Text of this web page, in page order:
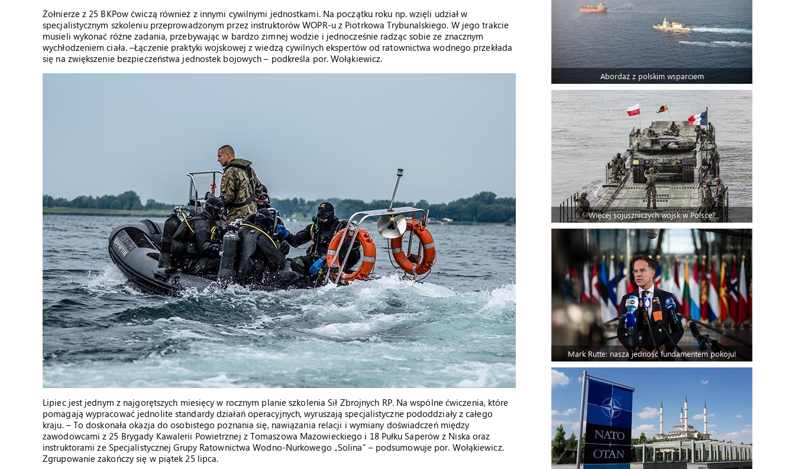
Żołnierze z 25 BKPow ćwiczą również z innymi cywilnymi jednostkami. Na początku roku np. wzięli udział w
specjalistycznym szkoleniu przeprowadzonym przez instruktorów WOPR-u z Piotrkowa Trybunalskiego. W jego trakcie
musieli wykonać różne zadania, przebywając w bardzo zimnej wodzie i jednocześnie radząc sobie ze znacznym
wychłodzeniem ciała. –Łączenie praktyki wojskowej z wiedzą cywilnych ekspertów od ratownictwa wodnego przekłada
się na zwiększenie bezpieczeństwa jednostek bojowych – podkreśla por. Wołąkiewicz.
Lipiec jest jednym z najgorętszych miesięcy w rocznym planie szkolenia Sił Zbrojnych RP. Na wspólne ćwiczenia, które
pomagają wypracować jednolite standardy działań operacyjnych, wyruszają specjalistyczne pododdziały z całego
kraju. – To doskonała okazja do osobistego poznania się, nawiązania relacji i wymiany doświadczeń między
zawodowcami z 25 Brygady Kawalerii Powietrznej z Tomaszowa Mazowieckiego i 18 Pułku Saperów z Niska oraz
instruktorami ze Specjalistycznej Grupy Ratownictwa Wodno-Nurkowego „Solina” – podsumowuje por. Wołąkiewicz.
Zgrupowanie zakończy się w piątek 25 lipca.
Abordaż z polskim wsparciem
Więcej sojuszniczych wojsk w Polsce?
Mark Rutte: nasza jedność fundamentem pokoju!